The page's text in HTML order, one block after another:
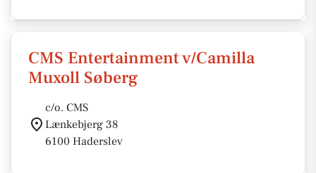
CMS Entertainment v/Camilla
Muxoll Søberg
c/o. CMS
Lænkebjerg 38
6100 Haderslev